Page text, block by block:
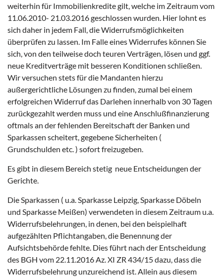
weiterhin für Immobilienkredite gilt, welche im Zeitraum vom
11.06.2010- 21.03.2016 geschlossen wurden. Hier lohnt es
sich daher in jedem Fall, die Widerrufsmöglichkeiten
überprüfen zu lassen. Im Falle eines Widerrufes können Sie
sich, von den teilweise doch teuren Verträgen, lösen und ggf.
neue Kreditverträge mit besseren Konditionen schließen.
Wir versuchen stets für die Mandanten hierzu
außergerichtliche Lösungen zu finden, zumal bei einem
erfolgreichen Widerruf das Darlehen innerhalb von 30 Tagen
zurückgezahlt werden muss und eine Anschlußfinanzierung
oftmals an der fehlenden Bereitschaft der Banken und
Sparkassen scheitert, gegebene Sicherheiten (
Grundschulden etc. ) sofort freizugeben.
Es gibt in diesem Bereich stetig neue Entscheidungen der
Gerichte.
Die Sparkassen ( u.a. Sparkasse Leipzig, Sparkasse Döbeln
und Sparkasse Meißen) verwendeten in diesem Zeitraum u.a.
Widerrufsbelehrungen, in denen, bei den beispielhaft
aufgezählten Pflichtangaben, die Benennung der
Aufsichtsbehörde fehlte. Dies führt nach der Entscheidung
des BGH vom 22.11.2016 Az. XI ZR 434/15 dazu, dass die
Widerrufsbelehrung unzureichend ist. Allein aus diesem